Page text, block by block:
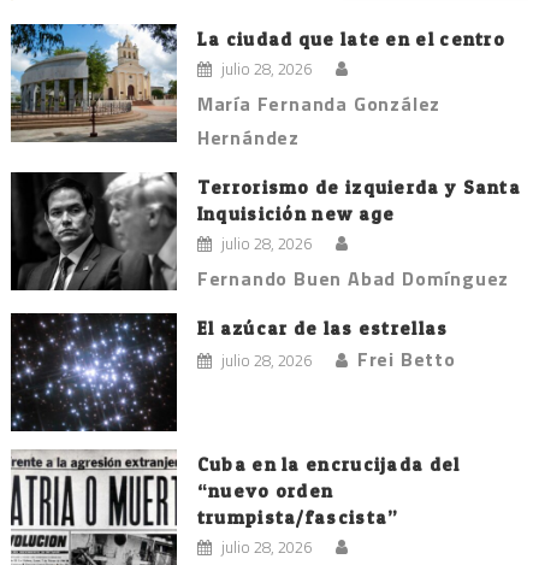
La ciudad que late en el centro
julio 28, 2026
María Fernanda González
Hernández
Terrorismo de izquierda y Santa
Inquisición new age
julio 28, 2026
Fernando Buen Abad Domínguez
El azúcar de las estrellas
julio 28, 2026 Frei Betto
Cuba en la encrucijada del
“nuevo orden
trumpista/fascista”
julio 28, 2026